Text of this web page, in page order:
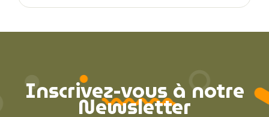
Inscrivez-vous à notre
Newsletter